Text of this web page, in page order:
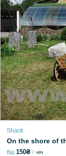
Shack
On the shore of
Від 150₴ ніч